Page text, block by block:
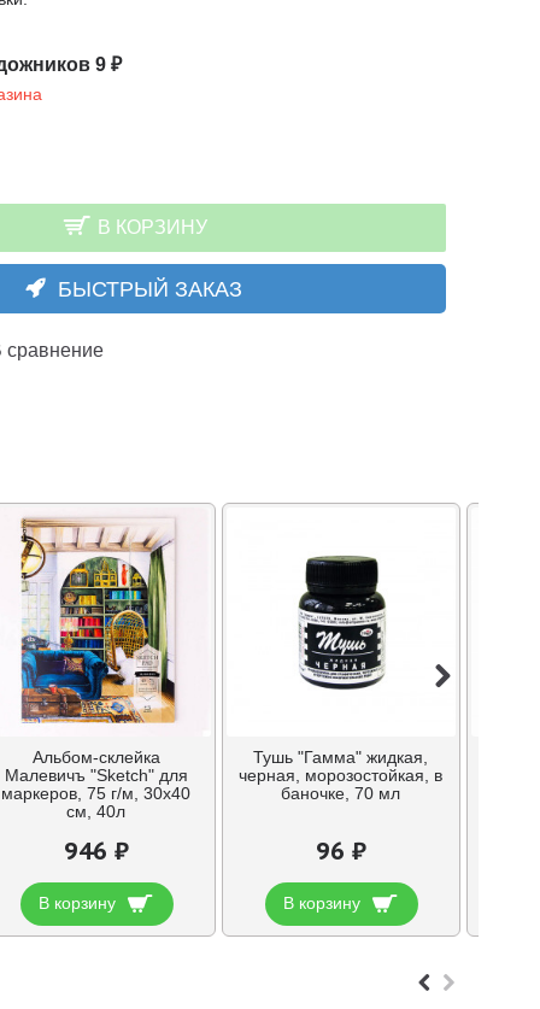
9 ₽
В КОРЗИНУ
БЫСТРЫЙ ЗАКАЗ
сравнение
Альбом-склейка
Малевичъ "Sketch" для
маркеров, 75 г/м, 30х40
см, 40л
946 ₽
В корзину
Тушь "Гамма" жидкая,
черная, морозостойкая, в
баночке, 70 мл
96 ₽
В корзину